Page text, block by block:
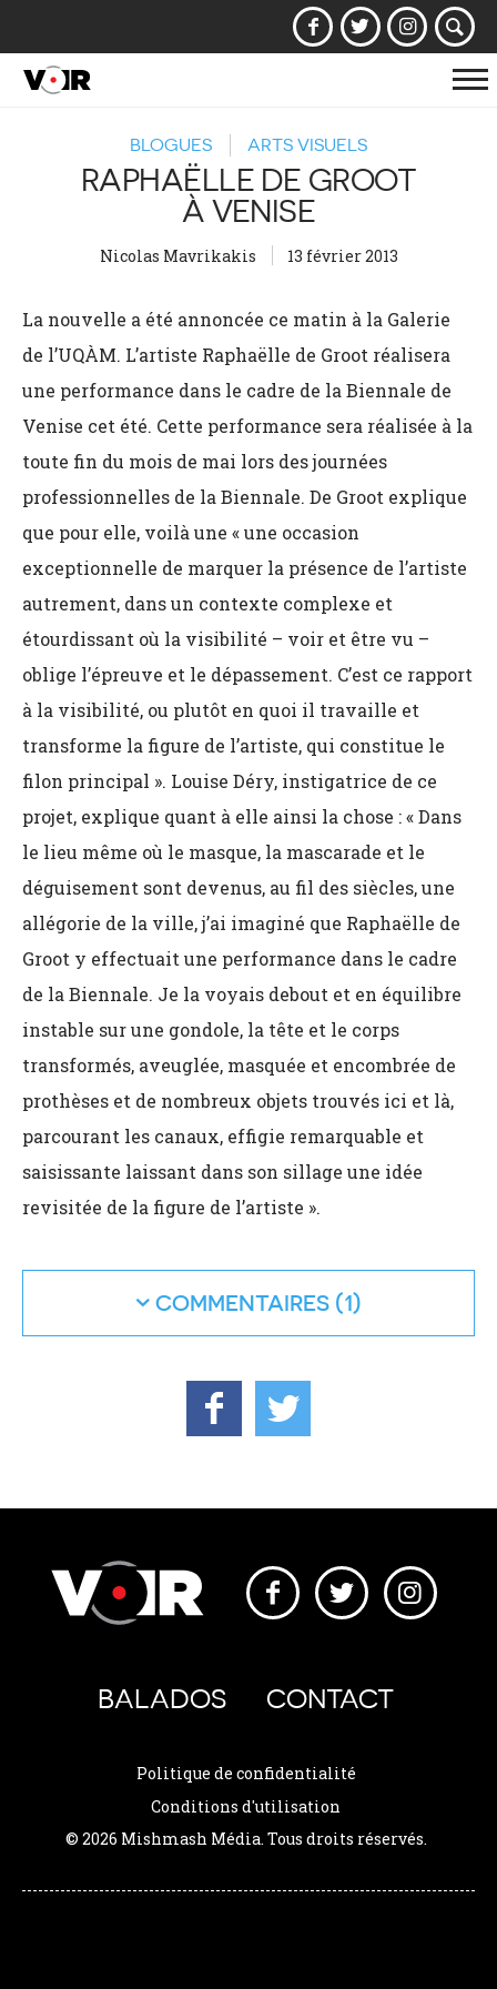
BLOGUES ARTS VISUELS
RAPHAËLLE DE GROOT
À VENISE
Nicolas Mavrikakis 13 février 2013
La nouvelle a été annoncée ce matin à la Galerie
de l’UQÀM. L’artiste Raphaëlle de Groot réalisera
une performance dans le cadre de la Biennale de
Venise cet été. Cette performance sera réalisée à la
toute fin du mois de mai lors des journées
professionnelles de la Biennale. De Groot explique
que pour elle, voilà une « une occasion
exceptionnelle de marquer la présence de l’artiste
autrement, dans un contexte complexe et
étourdissant où la visibilité – voir et être vu –
oblige l’épreuve et le dépassement. C’est ce rapport
à la visibilité, ou plutôt en quoi il travaille et
transforme la figure de l’artiste, qui constitue le
filon principal ». Louise Déry, instigatrice de ce
projet, explique quant à elle ainsi la chose : « Dans
le lieu même où le masque, la mascarade et le
déguisement sont devenus, au fil des siècles, une
allégorie de la ville, j’ai imaginé que Raphaëlle de
Groot y effectuait une performance dans le cadre
de la Biennale. Je la voyais debout et en équilibre
instable sur une gondole, la tête et le corps
transformés, aveuglée, masquée et encombrée de
prothèses et de nombreux objets trouvés ici et là,
parcourant les canaux, effigie remarquable et
saisissante laissant dans son sillage une idée
revisitée de la figure de l’artiste ».
COMMENTAIRES
BALADOS CONTACT
Politique de confidentialité
Conditions d'utilisation
© 2026 Mishmash Média. Tous droits réservés.